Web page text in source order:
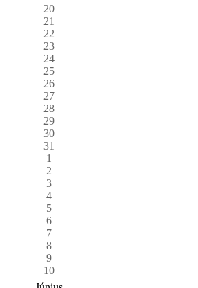
20
21
22
23
24
25
26
27
28
29
30
31
1
2
3
4
5
6
7
8
9
10